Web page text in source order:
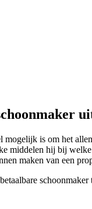
is om het
middelen hij bij
maken van een